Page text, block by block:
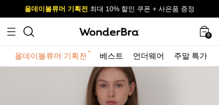
사이즈 무료 교환 서비스
올데이볼류머 기획전 최대 10% 할인 쿠폰 + 사은품 증정
사이즈 무료 교환 서비스
올데이볼류머 기획전
0
올데이볼류머 기획전 베스트 언더웨어 주말 특가